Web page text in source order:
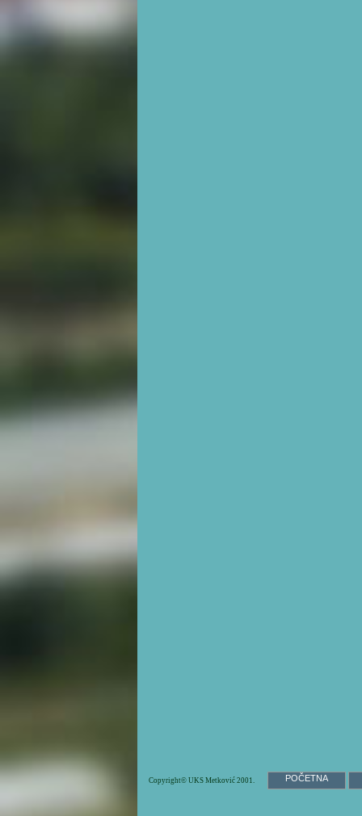
Copyright© UKS Metković 2001. POČETNA